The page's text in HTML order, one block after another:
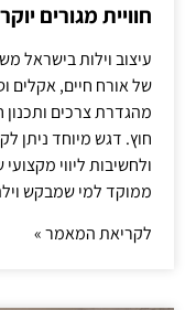
חוויית מגורים
עיצוב וילות בישראל
של אורח חיים, אקלים
מהגדרת צרכים ותכנון
חוץ. דגש מיוחד ניתן
ולחשיבות ליווי
ממוקד למי שמבקש
לקריאת המאמר »